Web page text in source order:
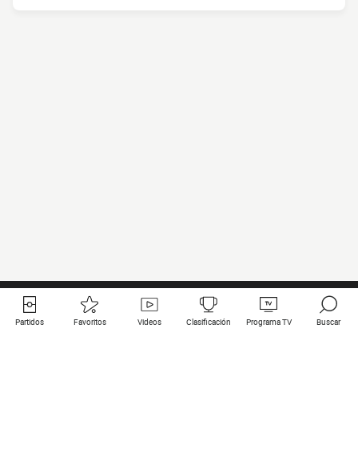
Partidos Favoritos Videos Clasificación Programa TV Buscar